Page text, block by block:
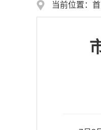
当前位置：